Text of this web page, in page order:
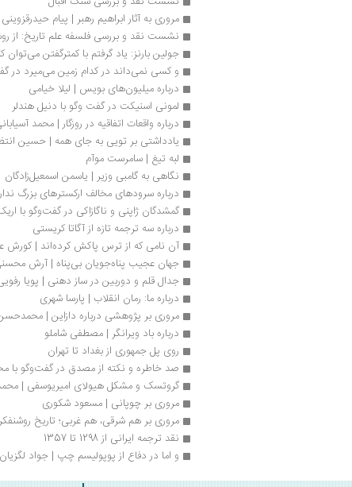
مروری به آثار ابراهیم رهبر | پیام حیدرقزوینی
نشست نقد و بررسی فلسفه علم تاریخ: از
جولین بارنز: یاد گرفتم با کمترگفتن می‌توان
و کسی نمی‌داند در کدام زمین می‌میرد در
درباره میلیون‌های بویس | لیلا خیامی
لمونی اسنیکت در گفت وگو با دنیل هندلر
درباره واقعات اتفاقیه در روزگار | محمد
یادداشتی بر تویی به جای همه | حسین
لبه تیغ | سامرست موآم
نگاهی به گامبی وزیر | یاسمن اسمعیل‌زادگان
درباره سرودهای مخالف ارکسترهای بزرگ
گمشدگان ژاپنی و ناگازاکی در گفت‌وگو با
درباره سه ترجمه تازه از آگاتا کریستی
آن نامی که از ترس پاکش کرده‌اند | کورش
جهان عجیب پناه‌جویان بی‌پناه | آرش
جدال قلم و دوربین در ساز دهنی | پویا
درباره ما: رمان انقلاب | پارسا شهری
مروری بر پژوهشی درباره دازاین |
درباره باد ویرانگر | مصطفی شاملو
روی پل جمهوری از بغداد تا تهران
صد خاطره و نکته از مصدق در گفت‌وگو
گروتسک و مشکل هیولای امیریوسفی |
مروری بر چوپانی | مسعود شکوری
مروری بر هم شرقی، هم غربی؛ تاریخ
نقد ترجمه ایرانی از 1298 تا 1357
و اما در دفاع از پوپولیسم چپ | جواد لگزیان